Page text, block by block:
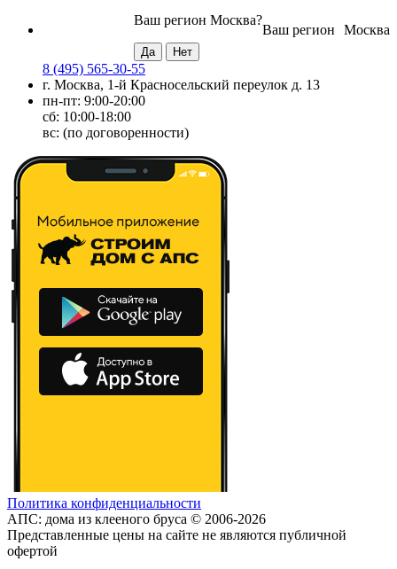
Москва
Ваш регион
Ваш регион Москва?
8 (495) 565-30-55
г. Москва, 1-й Красносельский переулок д. 13
пн-пт: 9:00-20:00
сб: 10:00-18:00
вс: (по договоренности)
Политика конфиденциальности
АПС: дома из клееного бруса © 2006-2026
Представленные цены на сайте не являются публичной
офертой